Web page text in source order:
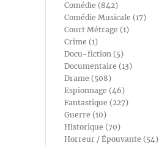
Comédie (842)
Comédie Musicale (17)
Court Métrage (1)
Crime (1)
Docu-fiction (5)
Documentaire (13)
Drame (508)
Espionnage (46)
Fantastique (227)
Guerre (10)
Historique (70)
Horreur / Épouvante (54)